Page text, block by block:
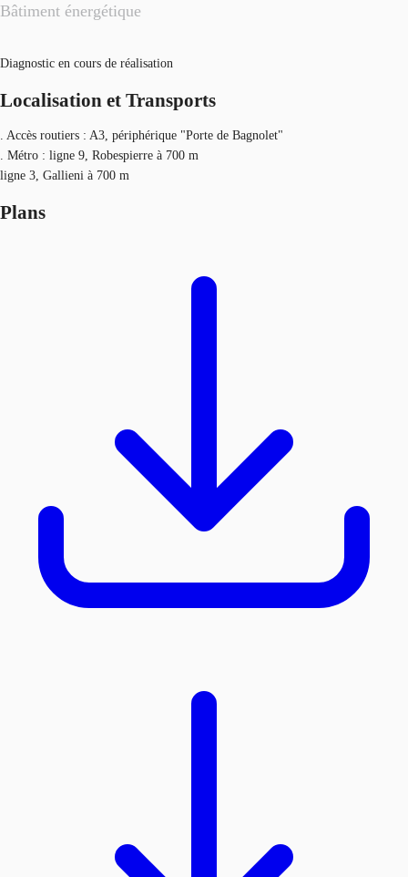
Bâtiment énergétique
Diagnostic en cours de réalisation
Localisation et Transports
. Accès routiers : A3, périphérique "Porte de Bagnolet"
. Métro : ligne 9, Robespierre à 700 m
ligne 3, Gallieni à 700 m
Plans